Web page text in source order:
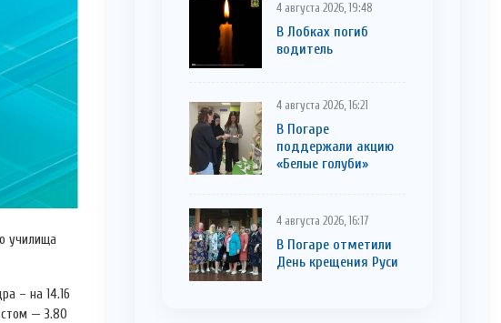
училища
– на 14.16
— 3.80
4 августа 2026, 19:48
В Лобках погиб
водитель
4 августа 2026, 16:21
В Погаре
поддержали акцию
«Белые голуби»
4 августа 2026, 16:17
В Погаре отметили
День крещения Руси